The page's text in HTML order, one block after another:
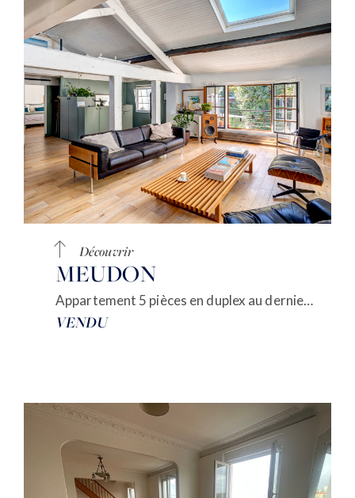
Découvrir
MEUDON
Appartement 5 pièces en duplex au dernier étage
VENDU